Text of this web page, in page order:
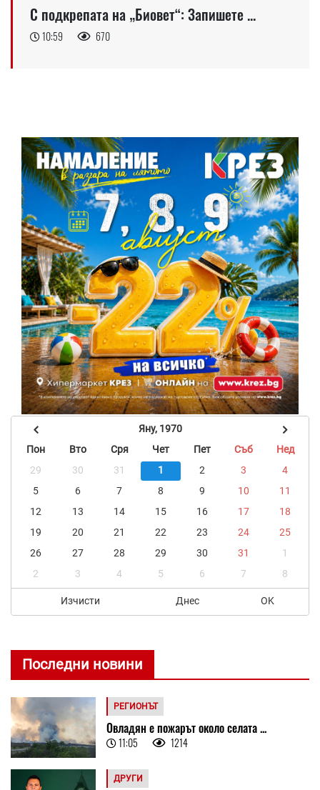
С подкрепата на „Биовет“: Запишете ...
10:59 670
Яну, 1970
Пон
Вто Сря Чет Пет Съб
Нед
29
30 31 1 2 3
4
5
6 7 8 9 10
11
12
13 14 15 16 17
18
19
20 21 22 23 24
25
26
27 28 29 30 31
1
2
3 4 5 6 7 8
Изчисти Днес OK
Последни новини
РЕГИОНЪТ
Овладян е пожарът около селата ...
11:05 1214
ДРУГИ